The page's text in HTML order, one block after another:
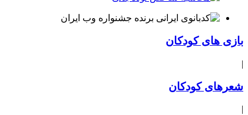
بازی های کودکان
|
شعرهای کودکان
|